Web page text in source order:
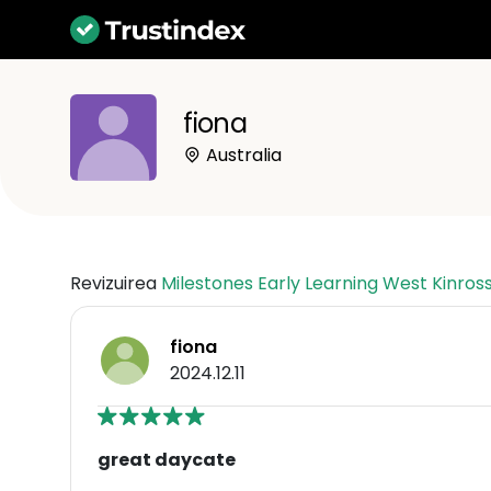
fiona
Australia
Revizuirea Milestones Early Learning West
fiona
2024.12.11
great daycate